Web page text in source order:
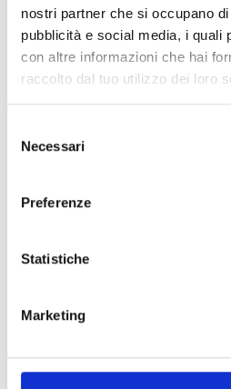
nostri partner che si occupano
pubblicità e social media, i quali
con altre informazioni che hai
raccolto dal tuo utilizzo dei loro
delNecessari
Preferenze
Statistiche
Marketing
Lampe
interface